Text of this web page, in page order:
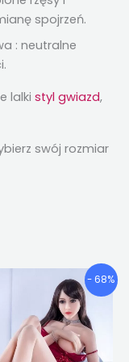
spojrzeń.
: neutralne
lalki styl gwiazd,
swój rozmiar
- 68%
Przedział
cenowy:
€669.77
Poprzez
€951.20
Ten
produkt
ma
wiele